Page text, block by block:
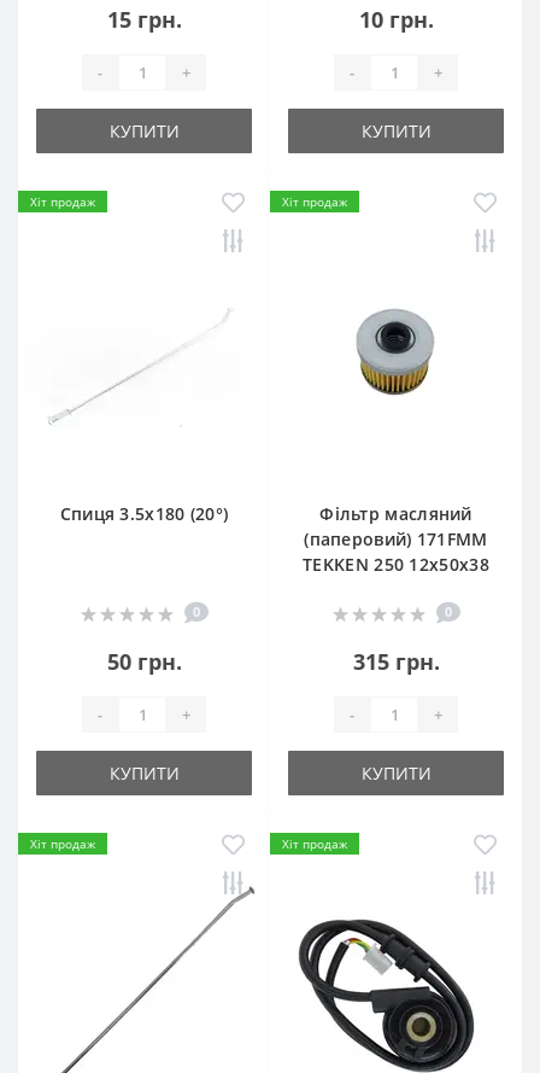
15 грн.
- +
КУПИТИ
10 грн.
- +
КУПИТИ
Хіт продаж
Спиця 3.5х180 (20°)
0
50 грн.
- +
КУПИТИ
Хіт продаж
Фільтр масляний
(паперовий) 171FMM
TEKKEN 250 12х50х38
0
315 грн.
- +
КУПИТИ
Хіт продаж Хіт продаж